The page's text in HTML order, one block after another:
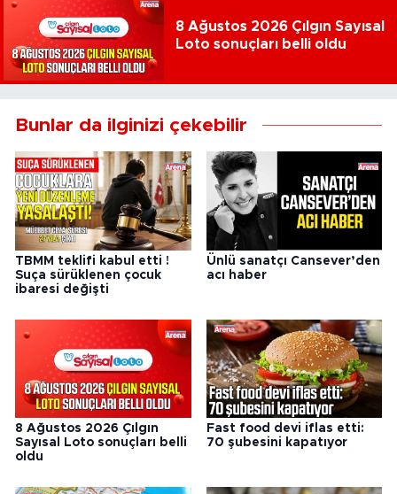
8 Ağustos 2026 Çılgın Sayısal
Loto sonuçları belli oldu
Bunlar da ilginizi çekebilir
TBMM teklifi kabul etti !
Suça sürüklenen çocuk
ibaresi değişti
Ünlü sanatçı Cansever’den
acı haber
8 Ağustos 2026 Çılgın
Sayısal Loto sonuçları belli
oldu
Fast food devi iflas etti:
70 şubesini kapatıyor